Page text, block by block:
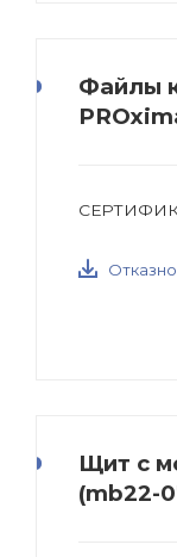
Файлы
Щит с
(mb22-